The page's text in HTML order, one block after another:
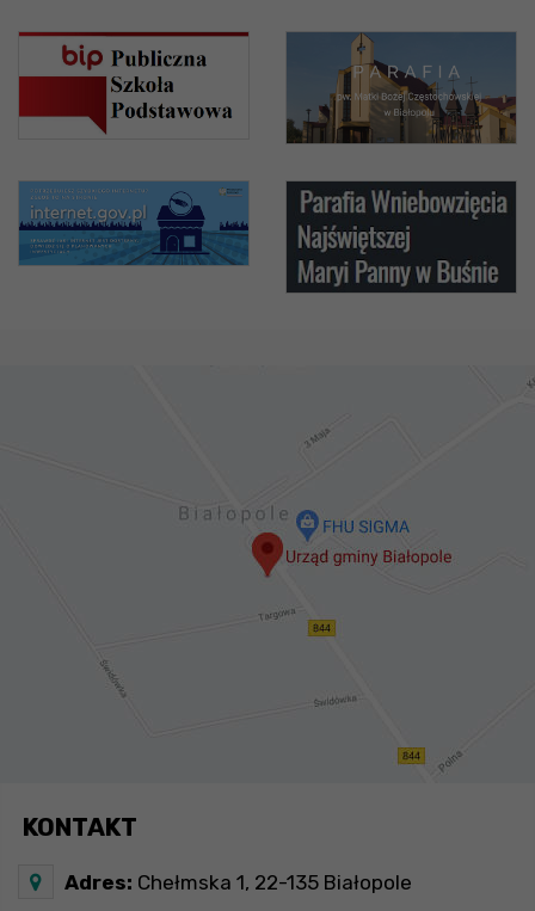
KONTAKT
Adres: Chełmska 1, 22-135 Białopole